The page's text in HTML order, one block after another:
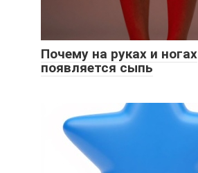
Почему на руках и ногах
появляется сыпь